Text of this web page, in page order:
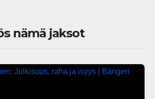
nämä jaksot